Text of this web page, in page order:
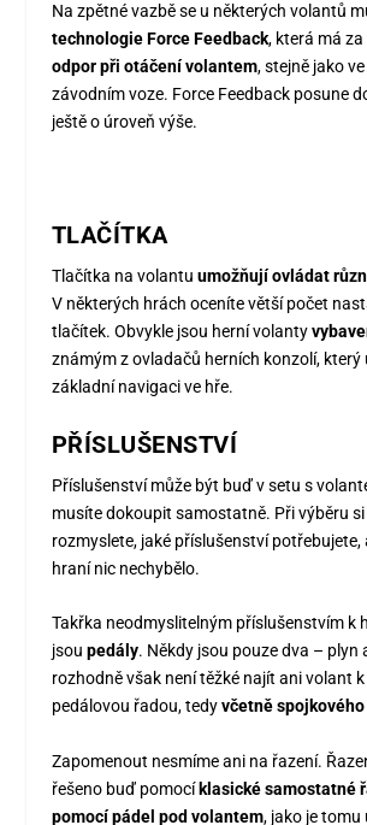
Na zpětné vazbě se u některých volantů
technologie Force Feedback, která má za
odpor při otáčení volantem, stejně jako
závodním voze. Force Feedback posune
ještě o úroveň výše.
TLAČÍTKA
Tlačítka na volantu umožňují ovládat
V některých hrách oceníte větší počet
tlačítek. Obvykle jsou herní volanty
známým z ovladačů herních konzolí, který
základní navigaci ve hře.
PŘÍSLUŠENSTVÍ
Příslušenství může být buď v setu s
musíte dokoupit samostatně. Při výběru
rozmyslete, jaké příslušenství potřebujete,
hraní nic nechybělo.
Takřka neodmyslitelným příslušenstvím k
jsou pedály. Někdy jsou pouze dva – plyn
rozhodně však není těžké najít ani volant
pedálovou řadou, tedyvčetně
Zapomenout nesmíme ani na řazení.
řešeno buď pomocíklasické samostatné
pomocí pádel pod volantem, jako je tomu